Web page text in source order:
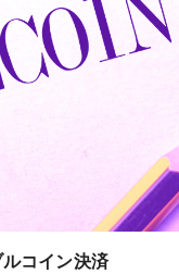
コイン決済